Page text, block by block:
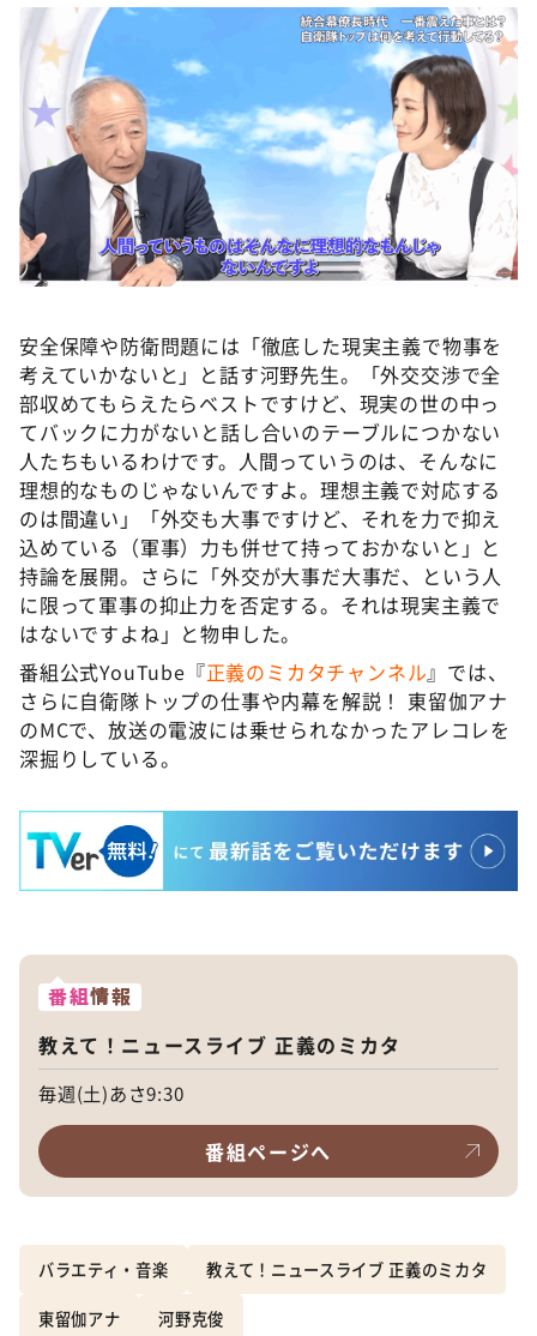
安全保障や防衛問題には「徹底した現実主義で物事を
考えていかないと」と話す河野先生。「外交交渉で全
部収めてもらえたらベストですけど、現実の世の中っ
てバックに力がないと話し合いのテーブルにつかない
人たちもいるわけです。人間っていうのは、そんなに
理想的なものじゃないんですよ。理想主義で対応する
のは間違い」「外交も大事ですけど、それを力で抑え
込めている（軍事）力も併せて持っておかないと」と
持論を展開。さらに「外交が大事だ大事だ、という人
に限って軍事の抑止力を否定する。それは現実主義で
はないですよね」と物申した。
番組公式YouTube『正義のミカタチャンネル』では、
さらに自衛隊トップの仕事や内幕を解説！ 東留伽アナ
のMCで、放送の電波には乗せられなかったアレコレを
深掘りしている。
番組情報
教えて！ニュースライブ 正義のミカタ
毎週(土)あさ9:30
番組ページへ
バラエティ・音楽 教えて！ニュースライブ 正義のミカタ
東留伽アナ 河野克俊